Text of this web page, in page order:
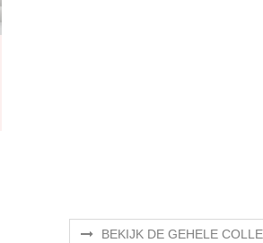
BEKIJK DE GEHELE